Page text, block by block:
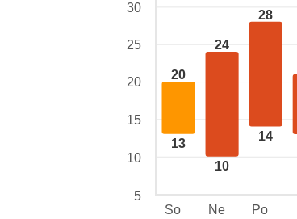
20
13
24
10
28
14
30
25
20
15
10
5
So
Ne Po